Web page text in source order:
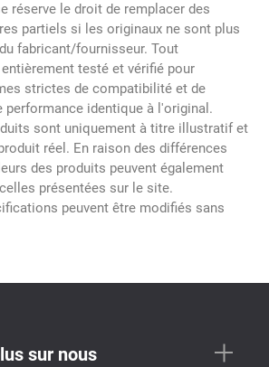
réserve le droit de remplacer des
partiels si les originaux ne sont plus
fabricant/fournisseur. Tout
testé et vérifié pour
strictes de compatibilité et de
performance identique à l'original.
sont uniquement à titre illustratif et
réel. En raison des différences
des produits peuvent également
présentées sur le site.
peuvent être modifiés sans
sur nous